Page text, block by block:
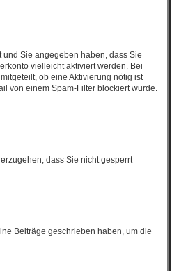
und Sie angegeben haben, dass Sie
vielleicht aktiviert werden. Bei
ob eine Aktivierung nötig ist
von einem Spam-Filter blockiert wurde.
dass Sie nicht gesperrt
Beiträge geschrieben haben, um die